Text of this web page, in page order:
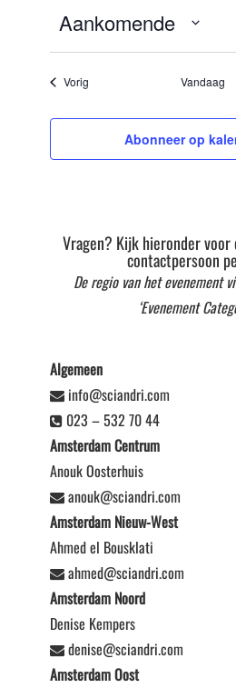
Aankomende
Selecteer
datum
VorigEvenementen Vandaag
Abonneer op
Vragen? Kijk hieronder
contactpersoon
De regio van het evenement
‘Evenement
Algemeen
info@sciandri.com
023 – 532 70 44
Amsterdam Centrum
Anouk Oosterhuis
anouk@sciandri.com
Amsterdam Nieuw-West
Ahmed el Bousklati
ahmed@sciandri.com
Amsterdam Noord
Denise Kempers
denise@sciandri.com
Amsterdam Oost